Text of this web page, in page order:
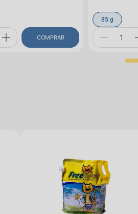
COMPRAR
85 g